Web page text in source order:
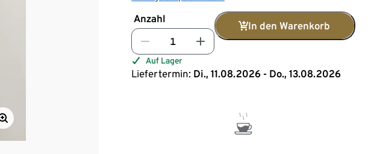
Anzahl
In den Warenkorb
Auf Lager
Liefertermin: Di., 11.08.2026 - Do., 13.08.2026